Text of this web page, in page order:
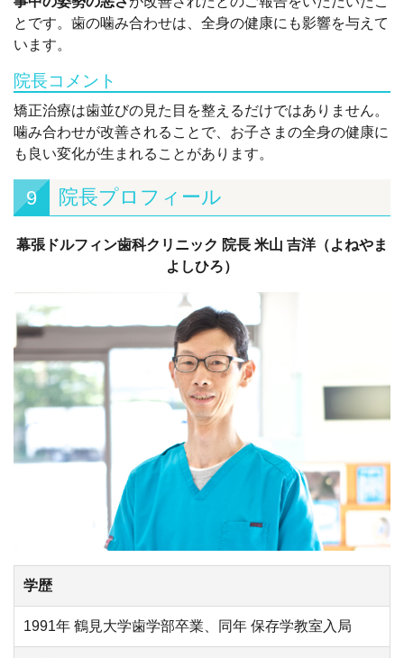
とです。歯の噛み合わせは、全身の健康にも影響を与えて
います。
院長コメント
矯正治療は歯並びの見た目を整えるだけではありません。
噛み合わせが改善されることで、お子さまの全身の健康に
も良い変化が生まれることがあります。
9 院長プロフィール
幕張ドルフィン歯科クリニック 院長 米山 吉洋（よねやま
よしひろ）
学歴
1991年 鶴見大学歯学部卒業、同年 保存学教室入局